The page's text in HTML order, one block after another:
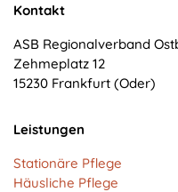
Kontakt
ASB Regionalverband
Zehmeplatz 12
15230 Frankfurt (Oder)
Leistungen
Stationäre Pflege
Häusliche Pflege
Matomo
Matomo